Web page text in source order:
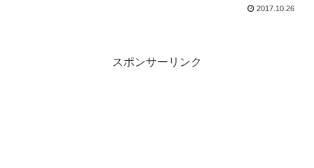
2017.10.26
スポンサーリンク